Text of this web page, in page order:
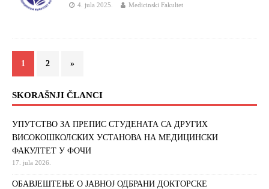
4. jula 2025. Medicinski Fakultet
1 2 »
SKORAŠNJI ČLANCI
УПУТСТВО ЗА ПРЕПИС СТУДЕНАТА СА ДРУГИХ
ВИСОКОШКОЛСКИХ УСТАНОВА НА МЕДИЦИНСКИ
ФАКУЛТЕТ У ФОЧИ
17. jula 2026.
ОБАВЈЕШТЕЊЕ О ЈАВНОЈ ОДБРАНИ ДОКТОРСКЕ